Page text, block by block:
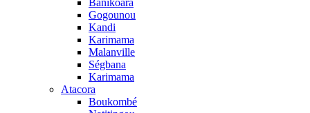
Gogounou
Kandi
Karimama
Malanville
Ségbana
Karimama
Atacora
Boukombé